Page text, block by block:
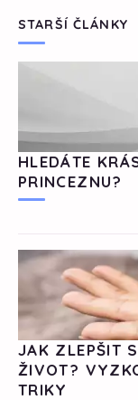
STARŠÍ ČLÁNKY
HLEDÁTE
PRINCEZNU?
JAK ZLEPŠIT
ŽIVOT?
TRIKY